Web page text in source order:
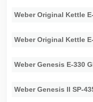
Weber Original Kettle
Weber Original Kettle
Weber Genesis E-330
Weber Genesis II SP-